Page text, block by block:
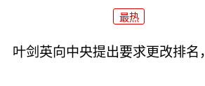
最热
叶剑英向中央提出要求更改排名